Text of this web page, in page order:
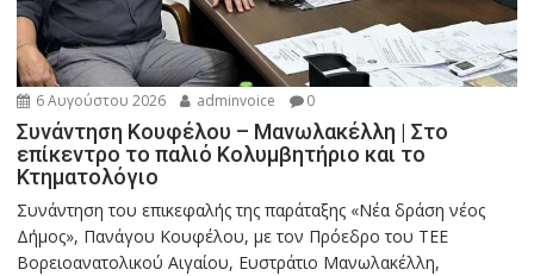
6 Αυγούστου 2026 adminvoice 0
Συνάντηση Κουφέλου – Μανωλακέλλη | Στο
επίκεντρο το παλιό Κολυμβητήριο και το
Κτηματολόγιο
Συνάντηση του επικεφαλής της παράταξης «Νέα δράση νέος
Δήμος», Πανάγου Κουφέλου, με τον Πρόεδρο του ΤΕΕ
Βορειοανατολικού Αιγαίου, Ευστράτιο Μανωλακέλλη,